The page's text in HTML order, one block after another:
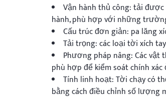
Vận hành thủ công: tải
hành, phù hợp với những
Cấu trúc đơn giản: pa lăng
Tải trọng: các loại tời xích
Phương pháp nâng: Các vật
phù hợp để kiểm soát chính
Tính linh hoạt: Tời chạy có
bằng cách điều chỉnh số lượng